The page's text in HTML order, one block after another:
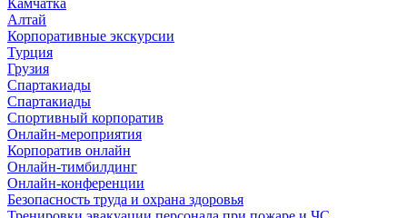
Камчатка
Алтай
Корпоративные экскурсии
Турция
Грузия
Спартакиады
Спартакиады
Спортивный корпоратив
Онлайн-мероприятия
Корпоратив онлайн
Онлайн-тимбилдинг
Онлайн-конференции
Безопасность труда и охрана здоровья